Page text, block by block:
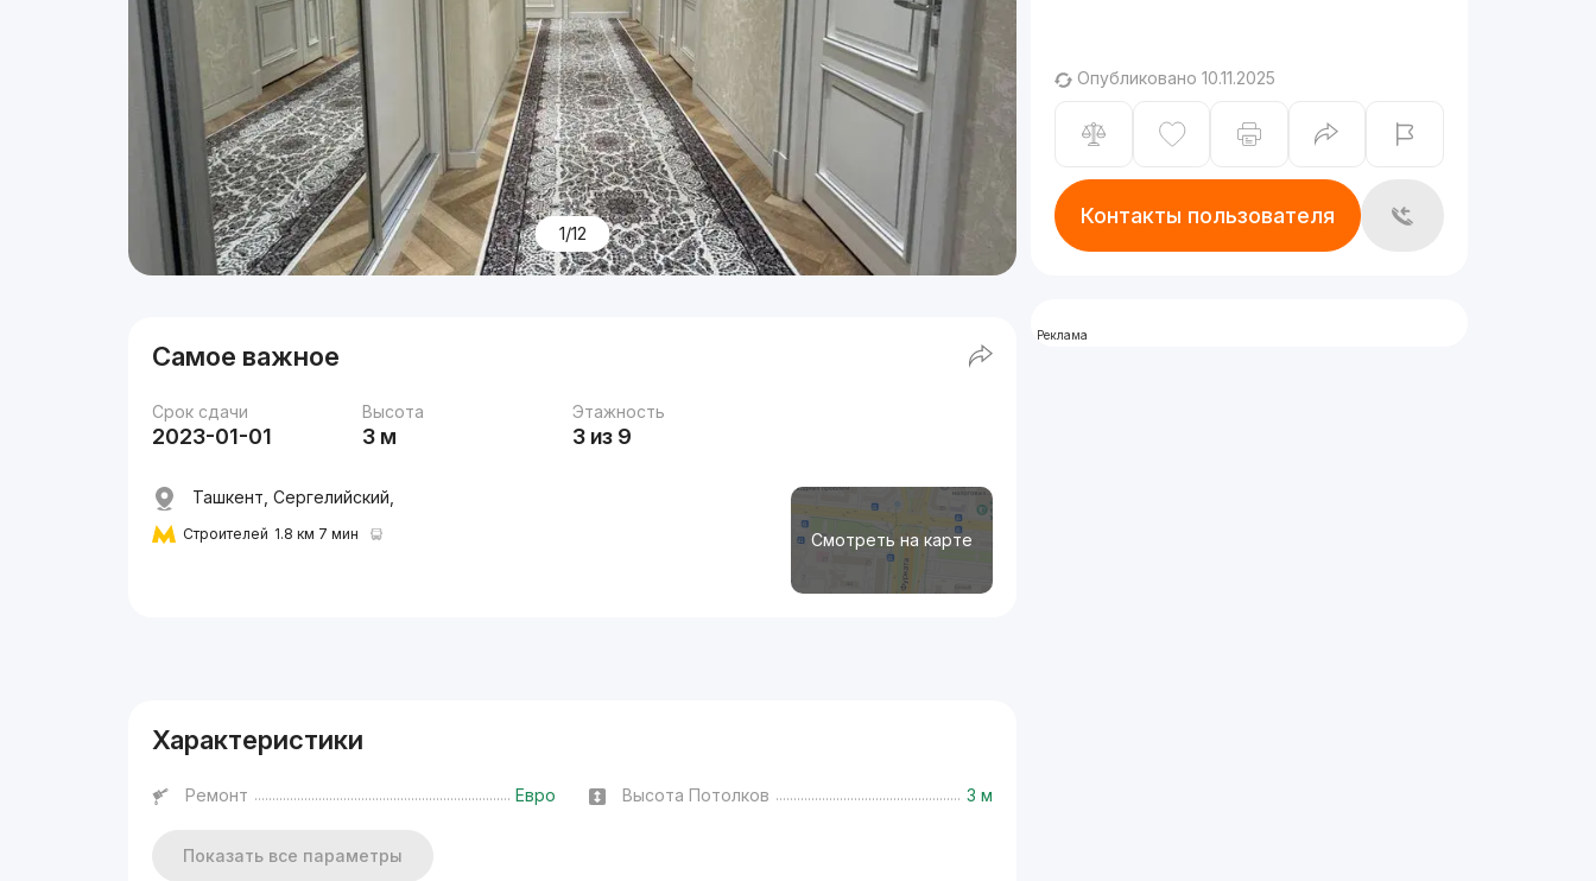
1/12
Самое важное
Срок сдачи
2023-01-01
Высота
3 м
Этажность
3 из 9
Смотреть на карте
Ташкент, Сергелийский,
Строителей 1.8 км 7 мин
Характеристики
Ремонт Евро Высота Потолков 3 м
Показать все параметры
Опубликовано 10.11.2025
Контакты пользователя
Реклама